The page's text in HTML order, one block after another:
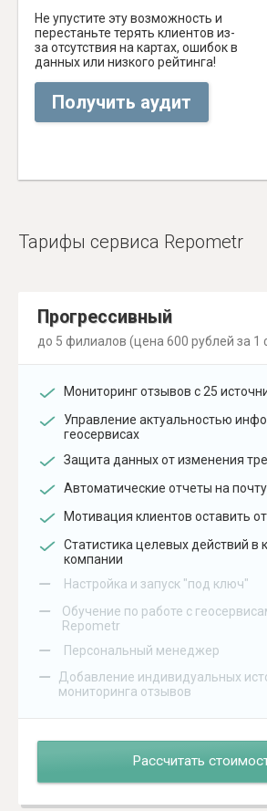
Не упустите эту возможность и
перестаньте терять клиентов из-
за отсутствия на картах, ошибок в
данных или низкого рейтинга!
Получить аудит
Тарифы сервиса Repometr
Прогрессивный
до 5 филиалов (цена 600 рублей за 1
Мониторинг отзывов с 25
Управление актуальностью
геосервисах
Защита данных от изменения
Автоматические отчеты на почту
Мотивация клиентов оставить
Статистика целевых действий в
компании
– Настройка и запуск "под ключ"
–
Обучение по работе с
Repometr
– Персональный менеджер
–
Добавление индивидуальных
мониторинга отзывов
Рассчитать